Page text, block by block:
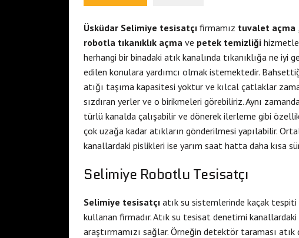
Üsküdar Selimiye tesisatçı firmamız tuvalet açma
robotla tıkanıklık açma ve petek temizliği
herhangi bir binadaki atık kanalında tıkanıklığa ne iyi
edilen konulara yardımcı olmak istemektedir.
atığı taşıma kapasitesi yoktur ve kılcal çatlaklar
sızdıran yerler ve o birikmeleri görebiliriz. Aynı
türlü kanalda çalışabilir ve dönerek ilerleme gibi
çok uzağa kadar atıkların gönderilmesi yapılabilir.
kanallardaki pislikleri ise yarım saat hatta daha kısa
Selimiye Robotlu Tesisatçı
Selimiye tesisatçı atık su sistemlerinde kaçak tespiti
kullanan firmadır. Atık su tesisat denetimi
araştırmamızı sağlar. Örneğin detektör taraması